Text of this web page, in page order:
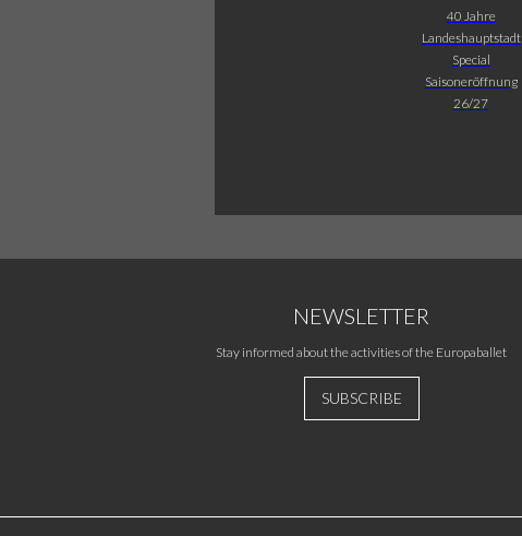
40 Jahre
Landeshauptstadt
Special
Saisoneröffnung
26/27
NEWSLETTER
Stay informed about the activities of the Europaballet
SUBSCRIBE